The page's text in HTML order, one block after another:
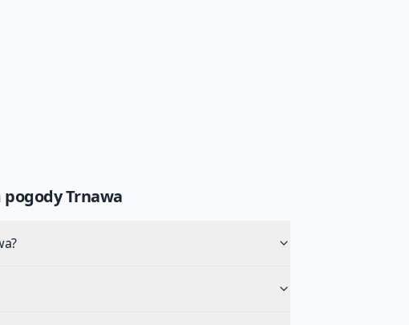
pogodyTrnawa